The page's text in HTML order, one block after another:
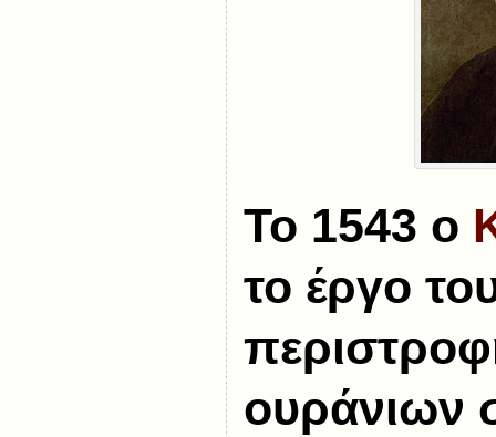
Το 1543 ο
το έργο
ουράνιων